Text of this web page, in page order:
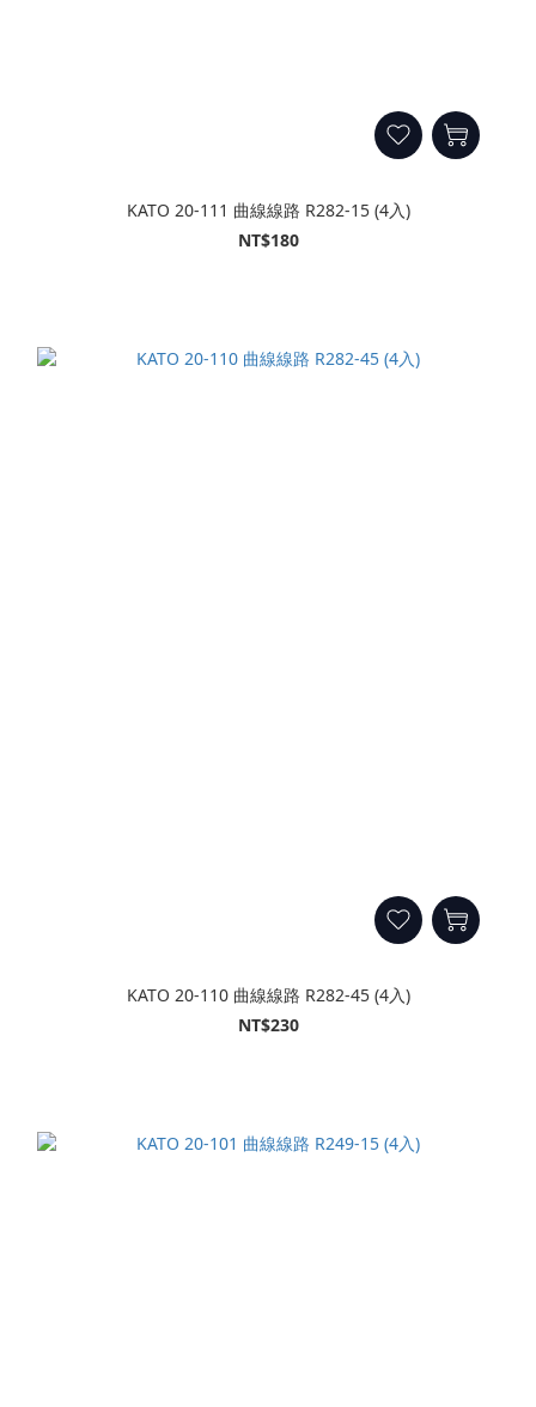
KATO 20-111 曲線線路 R282-15 (4入)
NT$180
KATO 20-110 曲線線路 R282-45 (4入)
NT$230